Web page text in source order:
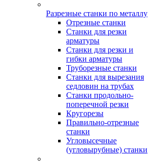
Разрезные станки по металлу
Отрезные станки
Станки для резки
арматуры
Станки для резки и
гибки арматуры
Труборезные станки
Станки для вырезания
седловин на трубаx
Станки продольно-
поперечной резки
Кругорезы
Правильно-отрезные
станки
Угловысечные
(угловырубные) станки